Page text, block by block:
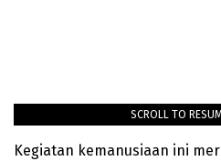
SCROLL TO
Kegiatan kemanusiaan ini